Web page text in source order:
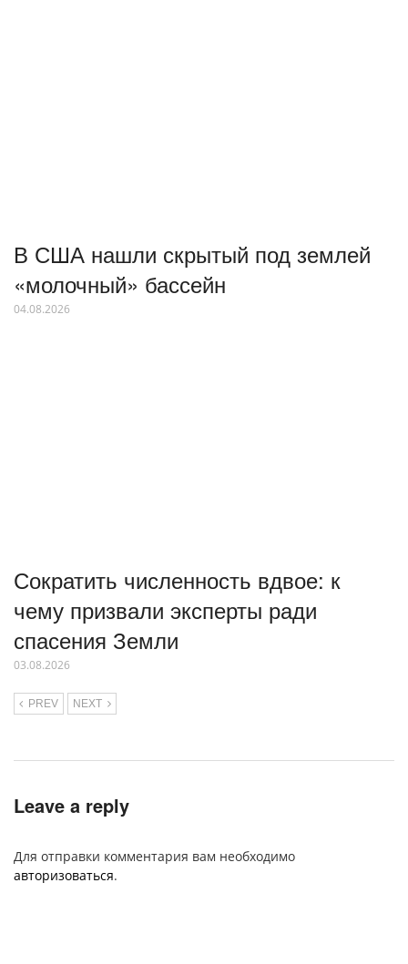
В США нашли скрытый под землей
«молочный» бассейн
04.08.2026
Сократить численность вдвое: к
чему призвали эксперты ради
спасения Земли
03.08.2026
PREV NEXT
Leave a reply
Для отправки комментария вам необходимо
авторизоваться.